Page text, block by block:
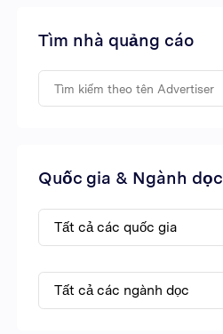
Tìm nhà quảng cáo
Quốc gia & Ngành dọc